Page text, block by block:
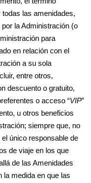
las amenidades,
la Administración (o
para
en relación con el
a su sola
entre otros,
descuento o gratuito,
o acceso “VIP”
u otros beneficios
siempre que, no
único responsable de
de viaje en los que
de las Amenidades
la medida en que las